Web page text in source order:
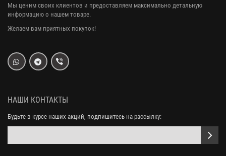
Мы ценим своих клиентов и предоставляем максимально детальную
информацию о нашем товаре.
Желаем вам приятных покупок!
НАШИ КОНТАКТЫ
Будьте в курсе наших акций, подпишитесь на рассылку: